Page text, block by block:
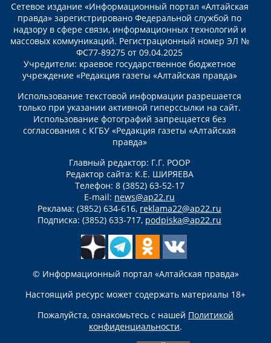
Сетевое издание «Информационный портал «Алтайская
правда» зарегистрировано Федеральной службой по
надзору в сфере связи, информационных технологий и
массовых коммуникаций. Регистрационный номер ЭЛ №
ФС77-89275 от 09.04.2025
Учредители: краевое государственное бюджетное
учреждение «Редакция газеты «Алтайская правда»
Использование текстовой информации разрешается
только при указании активной гиперссылки на сайт.
Использование фотографий запрещается без
согласования с КГБУ «Редакция газеты «Алтайская
правда»
Главный редактор: Г.Г. РООР
Редактор сайта: К.Е. ШИРЯЕВА
Телефон: 8 (3852) 63-52-17
E-mail: news@ap22.ru
Реклама: (3852) 634-616, reklama22@ap22.ru
Подписка: (3852) 633-717, podpiska@ap22.ru
© Информационный портал «Алтайская правда»
Настоящий ресурс может содержать материалы 18+
Пожалуйста, ознакомьтесь с нашей Политикой
конфиденциальности.